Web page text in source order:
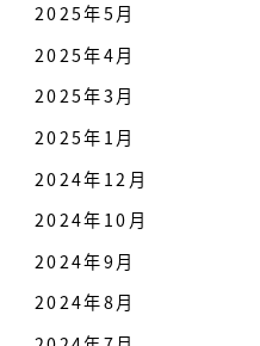
2025年5月
2025年4月
2025年3月
2025年1月
2024年12月
2024年10月
2024年9月
2024年8月